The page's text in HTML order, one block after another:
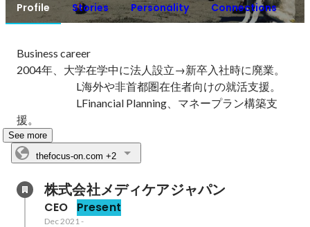
Profile Stories Personality Connections
Business career
2004年、大学在学中に法人設立→新卒入社時に廃業。
L海外や非首都圏在住者向けの就活支援。
LFinancial Planning、マネープラン構築支
援。
See more
thefocus-on.com +2
株式会社メディケアジャパン
CEO Present
Dec 2021-